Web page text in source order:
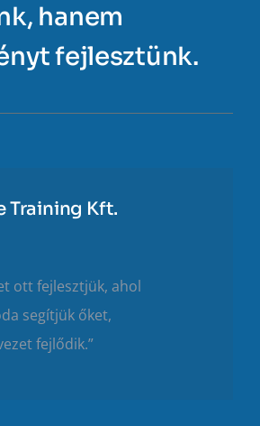
hanem
fejlesztünk.
Training Kft.
ott fejlesztjük, ahol
segítjük őket,
fejlődik.”